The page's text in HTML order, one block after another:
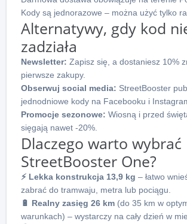
Kody są jednorazowe – można użyć tylko
Alternatywy, gdy kod
zadziała
Newsletter: Zapisz się, a dostaniesz 10%
pierwsze zakupy.
Obserwuj social media: StreetBooster
jednodniowe kody na Facebooku i
Promocje sezonowe: Wiosną i przed
sięgają nawet -20%.
Dlaczego warto wybrać
StreetBooster One?
⚡ Lekka konstrukcja 13,9 kg – łatwo
zabrać do tramwaju, metra lub pociągu.
🔋 Realny zasięg 26 km (do 35 km w
warunkach) – wystarczy na cały dzień w